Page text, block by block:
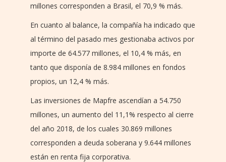
millones corresponden a Brasil, el 70,9 % más.
En cuanto al balance, la compañía ha indicado que
al término del pasado mes gestionaba activos por
importe de 64.577 millones, el 10,4 % más, en
tanto que disponía de 8.984 millones en fondos
propios, un 12,4 % más.
Las inversiones de Mapfre ascendían a 54.750
millones, un aumento del 11,1% respecto al cierre
del año 2018, de los cuales 30.869 millones
corresponden a deuda soberana y 9.644 millones
están en renta fija corporativa.